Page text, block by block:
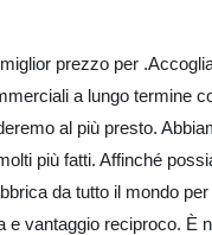
prezzo per
a lungo termine
al più presto.
più fatti. Affinché
da tutto il mondo
vantaggio reciproco.